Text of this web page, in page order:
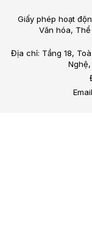
Giấy phép hoạt
Văn hóa,
Địa chỉ: Tầng 18,